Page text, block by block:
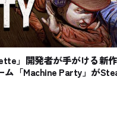
」開発者が手がける新
ム「Machine Party」が